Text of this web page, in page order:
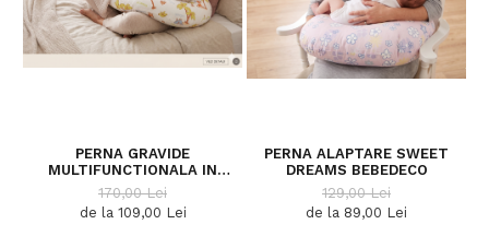
PERNA GRAVIDE
MULTIFUNCTIONALA IN
FORMA LITEREI C JUNGLE
BEBEDECO
170,00 Lei
de la 109,00 Lei
PERNA ALAPTARE SWEET
DREAMS BEBEDECO
129,00 Lei
de la 89,00 Lei